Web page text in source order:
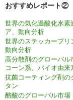
おすすめレポート②
世界の気化過酸化水素
ア、動向分析
世界のステッカープリ
動向分析
高分散剤のグローバル
コーン系、バイオ由来
抗菌コーティング剤の
タン
酪酸のグローバル市場